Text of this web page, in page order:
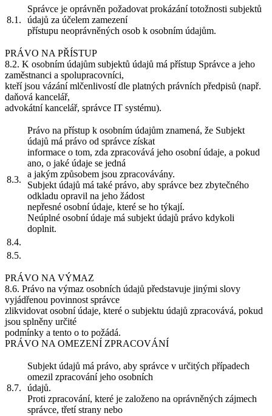
8.1.
Správce je oprávněn požadovat prokázání totožnosti subjektů
údajů za účelem zamezení
přístupu neoprávněných osob k osobním údajům.
PRÁVO NA PŘÍSTUP
8.2. K osobním údajům subjektů údajů má přístup Správce a jeho
zaměstnanci a spolupracovníci,
kteří jsou vázání mlčenlivostí dle platných právních předpisů (např.
daňová kancelář,
advokátní kancelář, správce IT systému).
8.3.
Právo na přístup k osobním údajům znamená, že Subjekt
údajů má právo od správce získat
informace o tom, zda zpracovává jeho osobní údaje, a pokud
ano, o jaké údaje se jedná
a jakým způsobem jsou zpracovávány.
Subjekt údajů má také právo, aby správce bez zbytečného
odkladu opravil na jeho žádost
nepřesné osobní údaje, které se ho týkají.
Neúplné osobní údaje má subjekt údajů právo kdykoli
doplnit.
8.4.
8.5.
PRÁVO NA VÝMAZ
8.6. Právo na výmaz osobních údajů představuje jinými slovy
vyjádřenou povinnost správce
zlikvidovat osobní údaje, které o subjektu údajů zpracovává, pokud
jsou splněny určité
podmínky a tento o to požádá.
PRÁVO NA OMEZENÍ ZPRACOVÁNÍ
8.7.
Subjekt údajů má právo, aby správce v určitých případech
omezil zpracování jeho osobních
údajů.
Proti zpracování, které je založeno na oprávněných zájmech
správce, třetí strany nebo